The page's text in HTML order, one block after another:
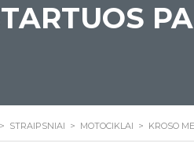
> STRAIPSNIAI > MOTOCIKLAI > KROSO